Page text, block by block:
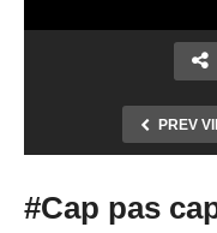
PREV
#Cap pas